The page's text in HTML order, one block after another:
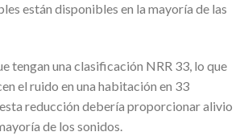
están disponibles en la mayoría de las
tengan una clasificación NRR 33, lo que
el ruido en una habitación en 33
reducción debería proporcionar alivio
de los sonidos.